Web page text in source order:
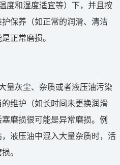
度和湿度适宜等）下，并且按
保养（如正常的润滑、清洁
正常磨损。
量灰尘、杂质或者液压油污染
维护（如长时间未更换润滑
磨损很可能是异常磨损。例
液压油中混入大量杂质时，活
。